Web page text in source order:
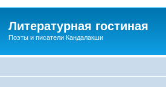
Литературная гостиная
Поэты и писатели Кандалакши